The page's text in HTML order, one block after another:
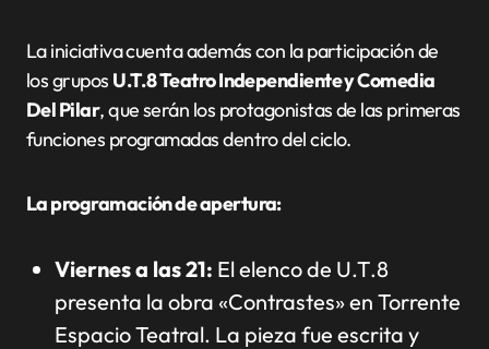
La iniciativa cuenta además con la participación de
los grupos U.T.8 Teatro Independiente y Comedia
Del Pilar, que serán los protagonistas de las primeras
funciones programadas dentro del ciclo.
La programación de apertura:
Viernes a las 21: El elenco de U.T.8
presenta la obra «Contrastes» en Torrente
Espacio Teatral. La pieza fue escrita y